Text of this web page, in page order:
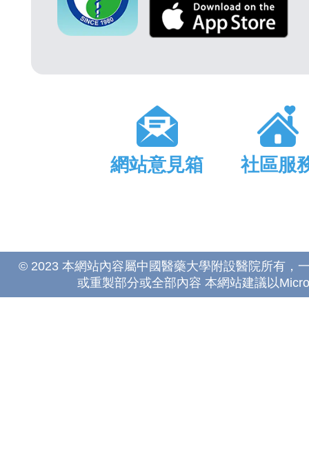
網站意見箱 社區服
© 2023 本網站內容屬中國醫藥大學附設醫院所有，
或重製部分或全部內容 本網站建議以